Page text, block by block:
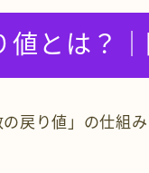
値とは？
戻り値」の仕組